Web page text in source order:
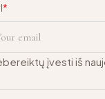
*
įvesti iš